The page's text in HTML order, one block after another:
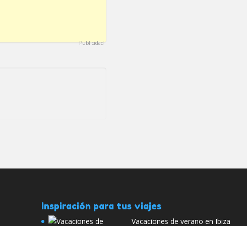
Publicidad
Inspiración para tus viajes
Vacaciones de verano en Ibiza